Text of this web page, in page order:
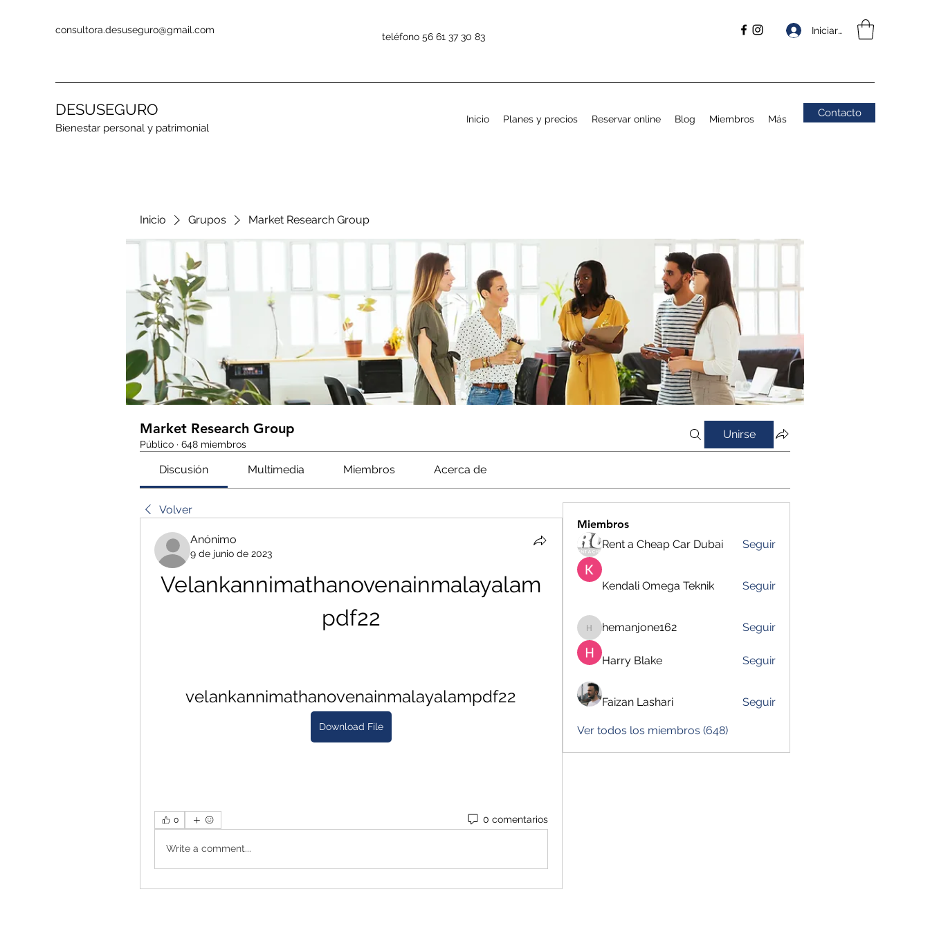
consultora.desuseguro@gmail.com Iniciar sesión
teléfono 56 61 37 30 83
DESUSEGURO
Bienestar personal y patrimonial
Inicio Planes y precios Reservar online Blog Miembros Más Contacto
Inicio Grupos Market Research Group
Market Research Group
Público · 648 miembros
Unirse
Discusión Multimedia Miembros Acerca de
Volver
Anónimo
9 de junio de 2023
Velankannimathanovenainmalayalam
pdf22
velankannimathanovenainmalayalampdf22
Download File
0 0 comentarios
Write a comment...
Miembros
Rent a Cheap Car Dubai
Seguir
Kendali Omega Teknik Seguir
hemanjone162
hemanjone162 Seguir
Harry Blake Seguir
Faizan Lashari Seguir
Ver todos los miembros (648)